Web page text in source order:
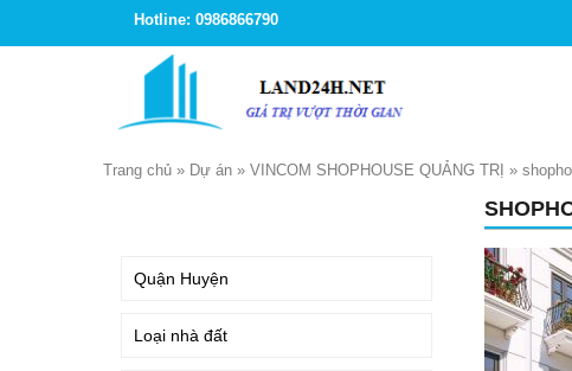
Hotline: 0986866790
Trang chủ » Dự án » VINCOM SHOPHOUSE QUẢNG TRỊ »